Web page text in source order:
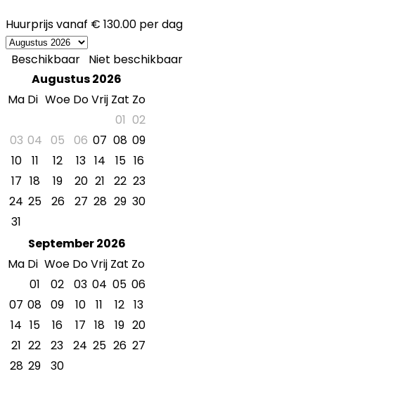
Huurprijs vanaf € 130.00 per dag
Beschikbaar Niet beschikbaar
Augustus 2026
Ma Di Woe DoVrij Zat Zo
01 02
03 04 05 06 07 08 09
10
11 12 13 14 15 16
17 18 19 20 21 22 23
24 25 26 27 28 29 30
31
September 2026
Ma Di Woe DoVrij Zat Zo
01
02 03 04 05 06
07 08 09 10 11 12 13
14 15 16 17 18 19 20
21 22 23 24 25 26 27
28 29 30